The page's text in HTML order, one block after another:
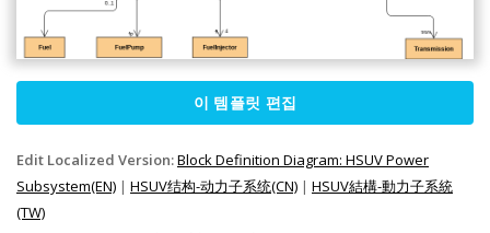
이 템플릿 편집
Edit Localized Version:Block Definition Diagram: HSUV Power
Subsystem(EN) | HSUV结构-动力子系统(CN) | HSUV結構-動力子系統
(TW)